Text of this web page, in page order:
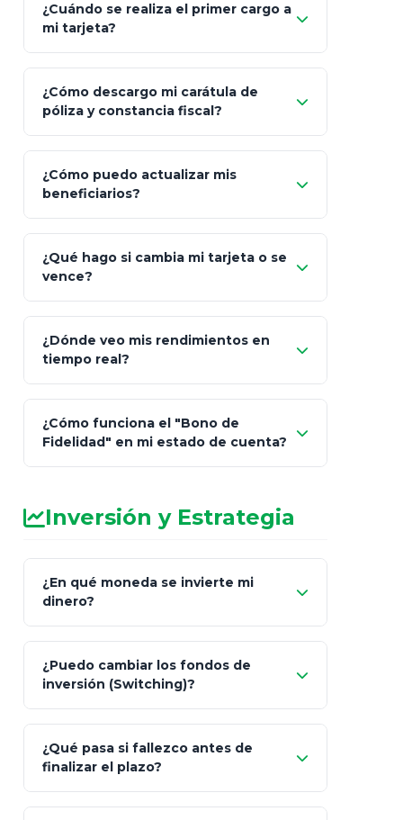
¿Cuándo se realiza el primer cargo a
mi tarjeta?
¿Cómo descargo mi carátula de
póliza y constancia fiscal?
"Mis Pólizas" > "Documentos"
¿Cómo puedo actualizar mis
beneficiarios?
¿Qué hago si cambia mi tarjeta o se
vence?
"Link
de Cobro Seguro"
¿Dónde veo mis rendimientos en
tiempo real?
¿Cómo funciona el "Bono de
Fidelidad" en mi estado de cuenta?
Inversión y Estrategia
¿En qué moneda se invierte mi
dinero?
inflación), Dólares o Euros
¿Puedo cambiar los fondos de
inversión (Switching)?
"Switching" (cambio de fondos)
¿Qué pasa si fallezco antes de
finalizar el plazo?